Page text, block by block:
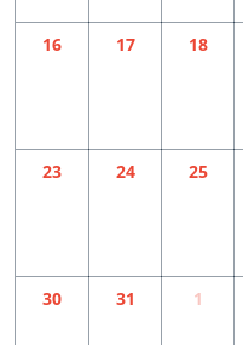
16 17 18
23 24 25
30 31 1